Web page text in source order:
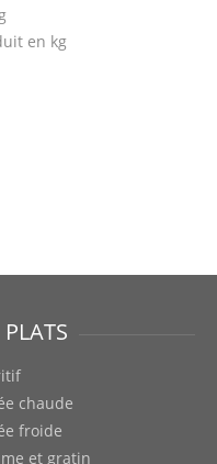
en kg
chaude
froide
et gratin